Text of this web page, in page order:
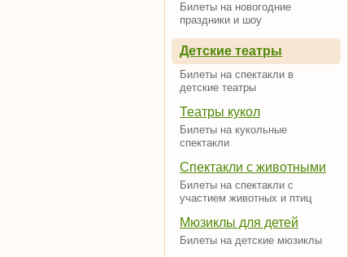
Билеты на новогодние
праздники и шоу
Детские театры
Билеты на спектакли в
детские театры
Театры кукол
Билеты на кукольные
спектакли
Спектакли с животными
Билеты на спектакли с
участием животных и птиц
Мюзиклы для детей
Билеты на детские мюзиклы